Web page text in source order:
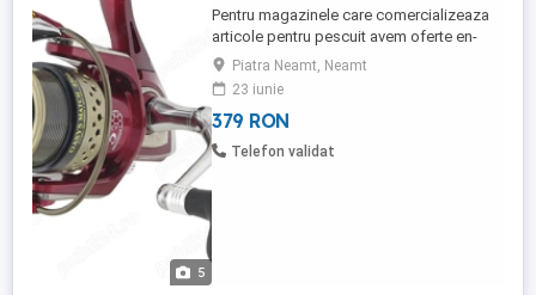
5
Pentru magazinele care comercializeaza
articole pentru pescuit avem oferte en-
gross (contactati-ne pentru mai multe
detalii) Produsul este NOU in cutie, fisa
tehnica, schema ! Pretul este pentru o
singura mulineta (mai multe bucati
disponibile) Pretul este fix! Fara schimburi
Piatra Neamt, Neamt
23 iunie
379 RON
Telefon validat